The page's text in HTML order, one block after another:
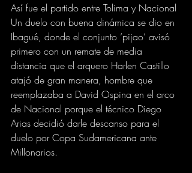
Así fue el partido entre Tolima y Nacional
Un duelo con buena dinámica se dio en
Ibagué, donde el conjunto ‘pijao’ avisó
primero con un remate de media
distancia que el arquero Harlen Castillo
atajó de gran manera, hombre que
reemplazaba a David Ospina en el arco
de Nacional porque el técnico Diego
Arias decidió darle descanso para el
duelo por Copa Sudamericana ante
Millonarios.